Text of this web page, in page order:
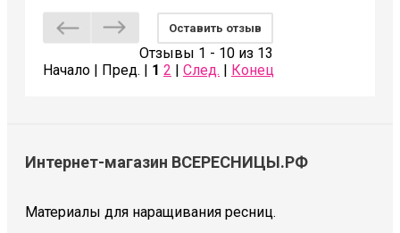
Оставить отзыв
Отзывы 1 - 10 из 13
Начало | Пред. | 1 2 След. Конец
Интернет-магазин ВСЕРЕСНИЦЫ.РФ
Материалы для наращивания ресниц.